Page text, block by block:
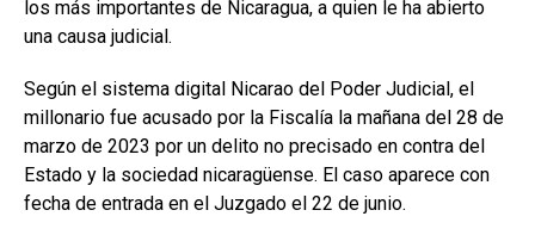
los más importantes de Nicaragua, a quien le ha abierto
una causa judicial.
Según el sistema digital Nicarao del Poder Judicial, el
millonario fue acusado por la Fiscalía la mañana del 28 de
marzo de 2023 por un delito no precisado en contra del
Estado y la sociedad nicaragüense. El caso aparece con
fecha de entrada en el Juzgado el 22 de junio.